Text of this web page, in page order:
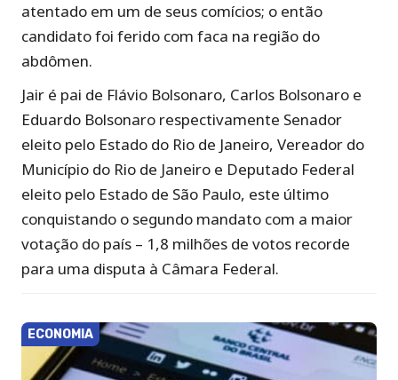
atentado em um de seus comícios; o então
candidato foi ferido com faca na região do
abdômen.
Jair é pai de Flávio Bolsonaro, Carlos Bolsonaro e
Eduardo Bolsonaro respectivamente Senador
eleito pelo Estado do Rio de Janeiro, Vereador do
Município do Rio de Janeiro e Deputado Federal
eleito pelo Estado de São Paulo, este último
conquistando o segundo mandato com a maior
votação do país – 1,8 milhões de votos recorde
para uma disputa à Câmara Federal.
ECONOMIA